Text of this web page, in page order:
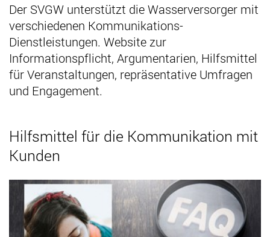
Der SVGW unterstützt die Wasserversorger mit
verschiedenen Kommunikations-
Dienstleistungen. Website zur
Informationspflicht, Argumentarien, Hilfsmittel
für Veranstaltungen, repräsentative Umfragen
und Engagement.
Hilfsmittel für die Kommunikation mit
Kunden